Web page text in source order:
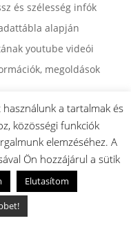
és szélesség infók
alapján
youtube videói
megoldások
utasítása és
utasítása,
a tartalmak és
közösségi funkciók
elemzéséhez. A
Ön hozzájárul a sütik
Elutasítom